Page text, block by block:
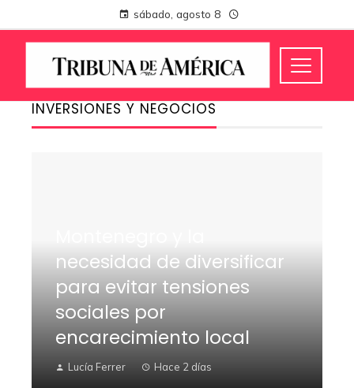
sábado, agosto 8
INVERSIONES Y NEGOCIOS
necesidad de diversificar
para evitar tensiones
sociales por
encarecimiento local
Lucía Ferrer Hace 2 días